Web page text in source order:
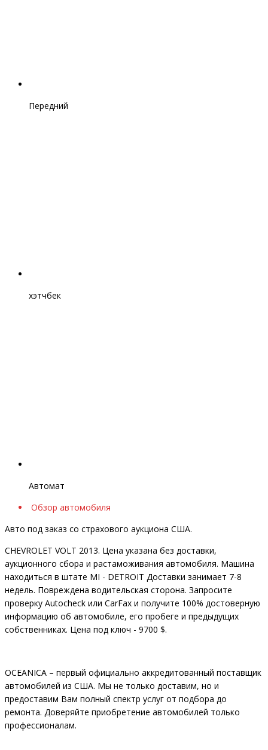
Передний
хэтчбек
Автомат
Обзор автомобиля
Авто под заказ со страхового аукциона США.
CHEVROLET VOLT 2013. Цена указана без доставки,
аукционного сбора и растаможивания автомобиля. Машина
находиться в штате MI - DETROIT Доставки занимает 7-8
недель. Повреждена водительская сторона. Запросите
проверку Autocheck или CarFax и получите 100% достоверную
информацию об автомобиле, его пробеге и предыдущих
собственниках. Цена под ключ - 9700 $.
OCEANIСA – первый официально аккредитованный поставщик
автомобилей из США. Мы не только доставим, но и
предоставим Вам полный спектр услуг от подбора до
ремонта. Доверяйте приобретение автомобилей только
профессионалам.